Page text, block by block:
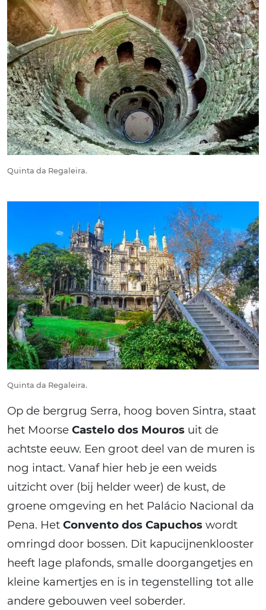
Quinta da Regaleira.
Quinta da Regaleira.
Op de bergrug Serra, hoog boven Sintra, staat
het Moorse Castelo dos Mouros uit de
achtste eeuw. Een groot deel van de muren is
nog intact. Vanaf hier heb je een weids
uitzicht over (bij helder weer) de kust, de
groene omgeving en het Palácio Nacional da
Pena. Het Convento dos Capuchos wordt
omringd door bossen. Dit kapucijnenklooster
heeft lage plafonds, smalle doorgangetjes en
kleine kamertjes en is in tegenstelling tot alle
andere gebouwen veel soberder.